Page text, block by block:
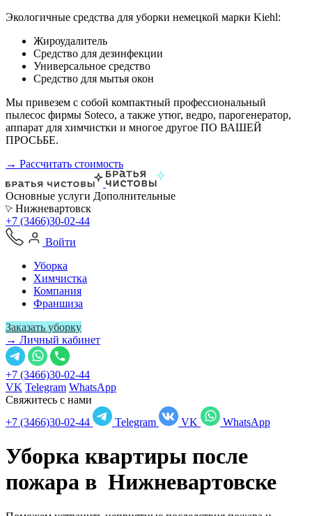
Экологичные средства для уборки немецкой марки Kiehl:
Жироудалитель
Средство для дезинфекции
Универсальное средство
Средство для мытья окон
Мы привезем с собой компактный профессиональный
пылесос фирмы Soteco, а также утюг, ведро, парогенератор,
аппарат для химчистки и многое другое ПО ВАШЕЙ
ПРОСЬБЕ.
→ Рассчитать стоимость
Основные услуги Дополнительные
Нижневартовск
+7 (3466)30-02-44
Войти
Уборка
Химчистка
Компания
Франшиза
Заказать уборку
→ Личный кабинет
+7 (3466)30-02-44
VK Telegram WhatsApp
Свяжитесь с нами
+7 (3466)30-02-44
Telegram VK WhatsApp
Уборка квартиры после
пожара в Нижневартовске